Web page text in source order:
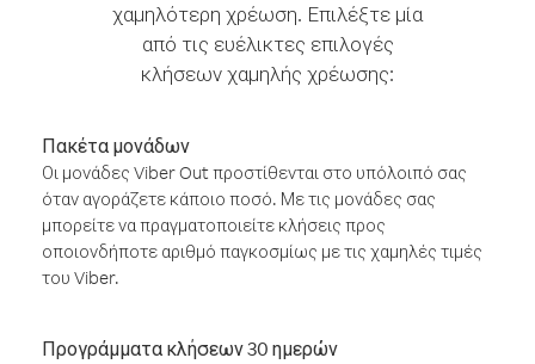
χαμηλότερη χρέωση. Επιλέξτε μία
από τις ευέλικτες επιλογές
κλήσεων χαμηλής χρέωσης:
Πακέτα μονάδων
Οι μονάδες Viber Out προστίθενται στο υπόλοιπό σας
όταν αγοράζετε κάποιο ποσό. Με τις μονάδες σας
μπορείτε να πραγματοποιείτε κλήσεις προς
οποιονδήποτε αριθμό παγκοσμίως με τις χαμηλές τιμές
του Viber.
Προγράμματα κλήσεων 30 ημερών